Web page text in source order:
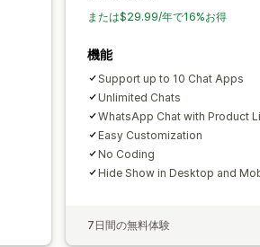
または$29.99/年で16%お得
機能
Support up to 10 Chat Apps
Unlimited Chats
WhatsApp Chat with Product
Easy Customization
No Coding
Hide Show in Desktop and
7日間の無料体験